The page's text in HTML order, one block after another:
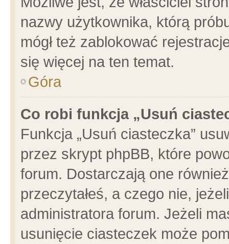
nazwy użytkownika, którą
mógł też zablokować
się więcej na ten temat.
Góra
Co robi funkcja „Usuń
Funkcja „Usuń ciasteczka”
przez skrypt phpBB, które
forum. Dostarczają one
przeczytałeś, a czego nie,
administratora forum. Jeżeli
usunięcie ciasteczek może